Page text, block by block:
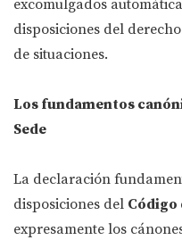
excomulgados
disposiciones del
de situaciones.
Los fundamentos
Sede
La declaración
disposiciones del Código
expresamente los